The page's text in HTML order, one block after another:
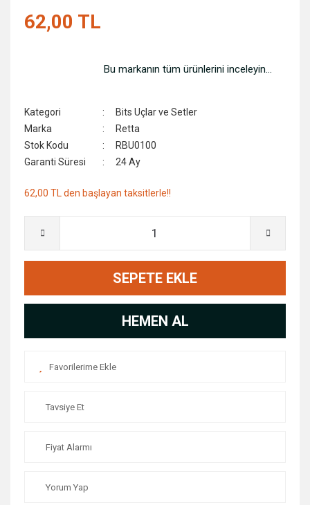
62,00 TL
Bu markanın tüm ürünlerini inceleyin...
Kategori
Bits Uçlar ve Setler
Marka
Retta
Stok Kodu
RBU0100
Garanti Süresi
24 Ay
62,00 TL den başlayan taksitlerle!!
SEPETE EKLE
HEMEN AL
Tavsiye Et
Fiyat Alarmı
Yorum Yap